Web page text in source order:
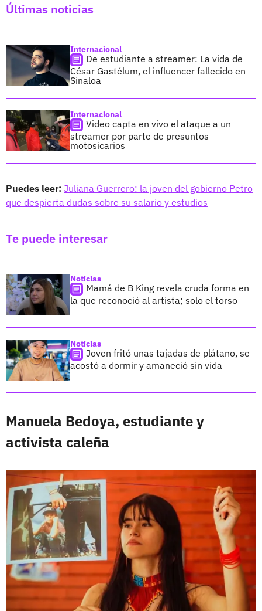
Últimas noticias
Internacional
De estudiante a streamer: La vida de
César Gastélum, el influencer fallecido en
Sinaloa
Internacional
Video capta en vivo el ataque a un
streamer por parte de presuntos
motosicarios
Puedes leer: Juliana Guerrero: la joven del gobierno Petro
que despierta dudas sobre su salario y estudios
Te puede interesar
Noticias
Mamá de B King revela cruda forma en
la que reconoció al artista; solo el torso
Noticias
Joven fritó unas tajadas de plátano, se
acostó a dormir y amaneció sin vida
Manuela Bedoya, estudiante y
activista caleña